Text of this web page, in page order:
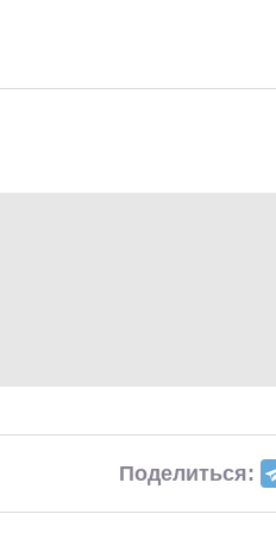
Поделиться: